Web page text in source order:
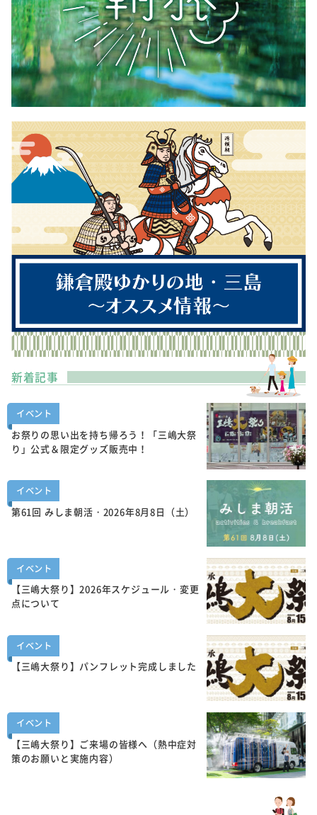
新着記事
イベント
お祭りの思い出を持ち帰ろう！「三嶋大祭
り」公式＆限定グッズ販売中！
イベント
第61回 みしま朝活・2026年8月8日（土）
イベント
【三嶋大祭り】2026年スケジュール・変更
点について
イベント
【三嶋大祭り】パンフレット完成しました
イベント
【三嶋大祭り】ご来場の皆様へ（熱中症対
策のお願いと実施内容）